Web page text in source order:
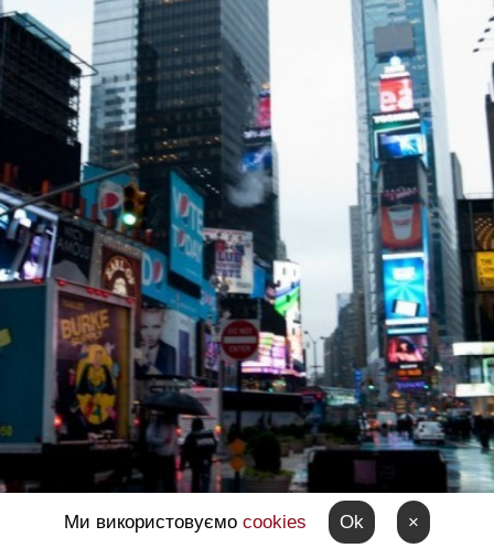
Ми використовуємо cookies Ok ×